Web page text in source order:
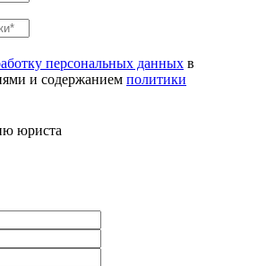
персональных данных в
и содержанием политики
юриста